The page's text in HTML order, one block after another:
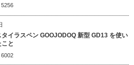
5256
イラスペン GOOJODOQ 新型 GD13 を使い
と
6002